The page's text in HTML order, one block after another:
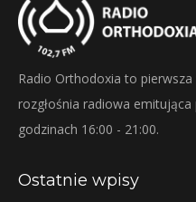
Radio Orthodoxia to pierwsza
rozgłośnia radiowa
godzinach 16:00 - 21:00.
Ostatnie wpisy